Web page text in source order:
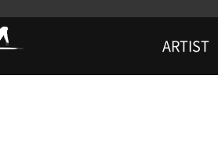
ARTIST